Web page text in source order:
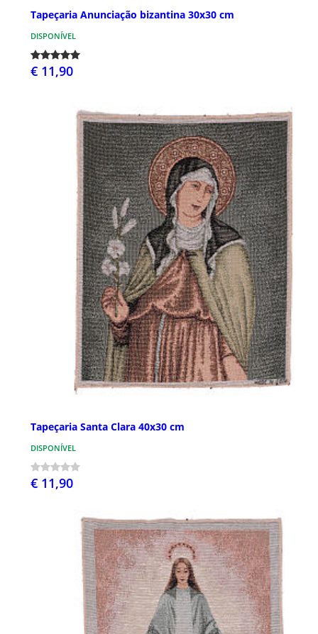
Tapeçaria Anunciação bizantina 30x30 cm
DISPONÍVEL
€ 11,90
Tapeçaria Santa Clara 40x30 cm
DISPONÍVEL
€ 11,90